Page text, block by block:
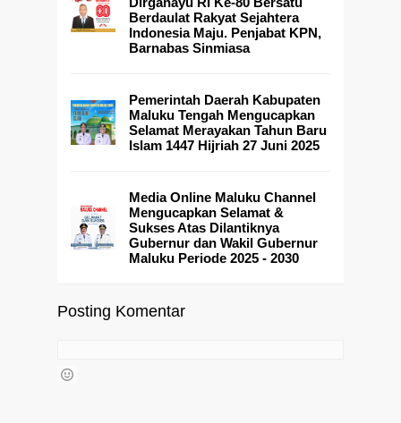
Berdaulat Rakyat Sejahtera
Indonesia Maju. Penjabat KPN,
Barnabas Sinmiasa
Pemerintah Daerah Kabupaten
Maluku Tengah Mengucapkan
Selamat Merayakan Tahun Baru
Islam 1447 Hijriah 27 Juni 2025
Media Online Maluku Channel
Mengucapkan Selamat &
Sukses Atas Dilantiknya
Gubernur dan Wakil Gubernur
Maluku Periode 2025 - 2030
Posting Komentar